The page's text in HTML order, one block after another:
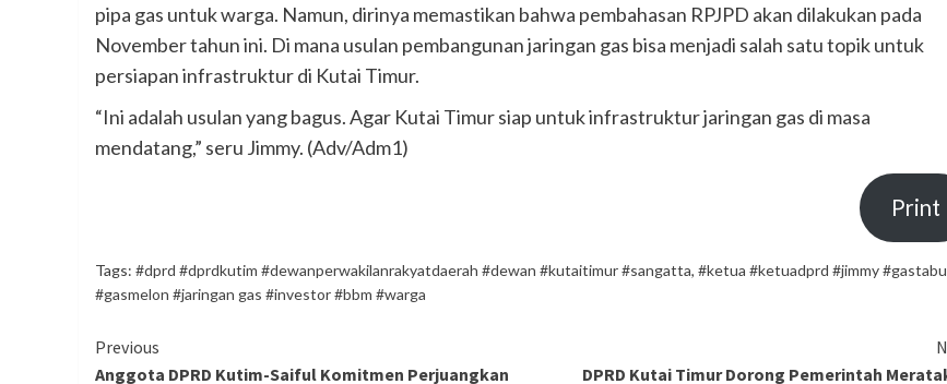
pipa gas untuk warga. Namun, dirinya memastikan bahwa pembahasan RPJPD akan dilakukan pada
November tahun ini. Di mana usulan pembangunan jaringan gas bisa menjadi salah satu topik untuk
persiapan infrastruktur di Kutai Timur.
“Ini adalah usulan yang bagus. Agar Kutai Timur siap untuk infrastruktur jaringan gas di masa
mendatang,” seru Jimmy. (Adv/Adm1)
Print
Tags: #dprd #dprdkutim #dewanperwakilanrakyatdaerah #dewan #kutaitimur #sangatta, #ketua #ketuadprd #jimmy
#gasmelon #jaringan gas #investor #bbm #warga
Continue
Previous
Anggota DPRD Kutim-Saiful Komitmen Perjuangkan
DPRD Kutai Timur Dorong Pemerintah